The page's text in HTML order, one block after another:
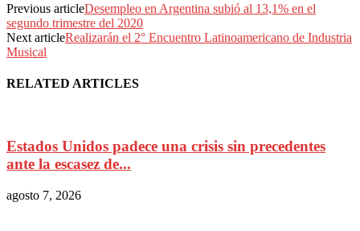
Previous articleDesempleo en Argentina subió al 13,1% en el
segundo trimestre del 2020
Next articleRealizarán el 2° Encuentro Latinoamericano de Industria
Musical
RELATED ARTICLES
Estados Unidos padece una crisis sin precedentes
ante la escasez de...
agosto 7, 2026